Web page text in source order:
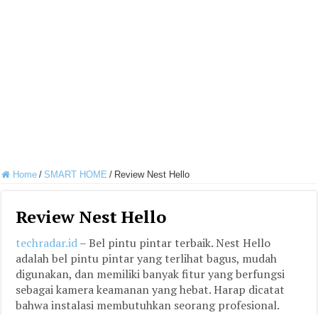
Home / SMART HOME / Review Nest Hello
Review Nest Hello
techradar.id– Bel pintu pintar terbaik. Nest Hello
adalah bel pintu pintar yang terlihat bagus, mudah
digunakan, dan memiliki banyak fitur yang berfungsi
sebagai kamera keamanan yang hebat. Harap dicatat
bahwa instalasi membutuhkan seorang profesional.